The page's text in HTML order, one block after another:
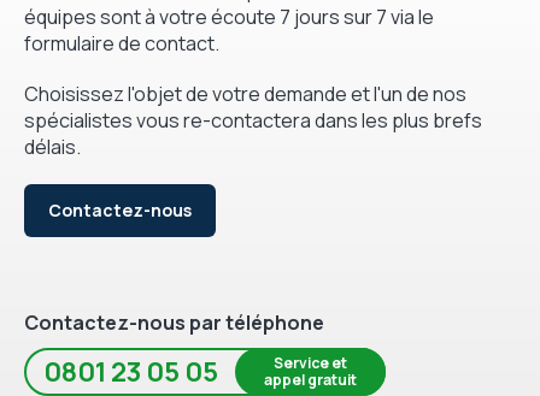
équipes sont à votre écoute 7 jours sur 7 via le
formulaire de contact.
Choisissez l'objet de votre demande et l'un de nos
spécialistes vous re-contactera dans les plus brefs
délais.
Contactez-nous
Contactez-nous par téléphone
0801 23 05 05
Service et
appel gratuit